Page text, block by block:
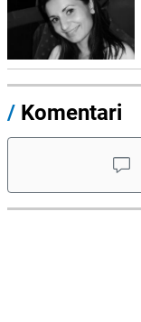
/ Komentari